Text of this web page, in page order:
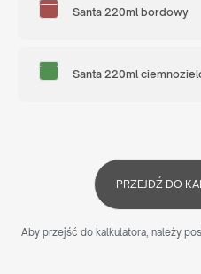
Santa 220ml bordowy
Santa 220ml
PRZEJDŹ DO
Aby przejść do kalkulatora, należy